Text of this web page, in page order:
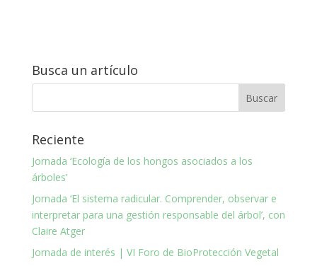
Busca un artículo
Reciente
Jornada ‘Ecología de los hongos asociados a los
árboles’
Jornada ‘El sistema radicular. Comprender, observar e
interpretar para una gestión responsable del árbol’, con
Claire Atger
Jornada de interés | VI Foro de BioProtección Vegetal